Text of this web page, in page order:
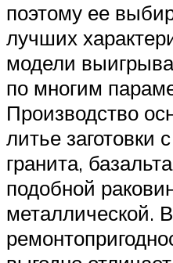
поэтому ее
лучших
модели
по многим
Производство
литье заготовки
гранита,
подобной
металлической.